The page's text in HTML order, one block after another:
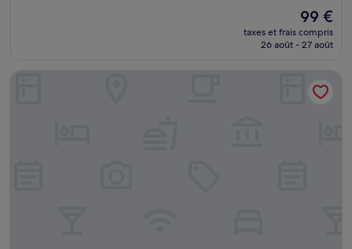
Le
nouveau
prix
de
99 €
99 €
taxes et frais compris
26 août - 27 août